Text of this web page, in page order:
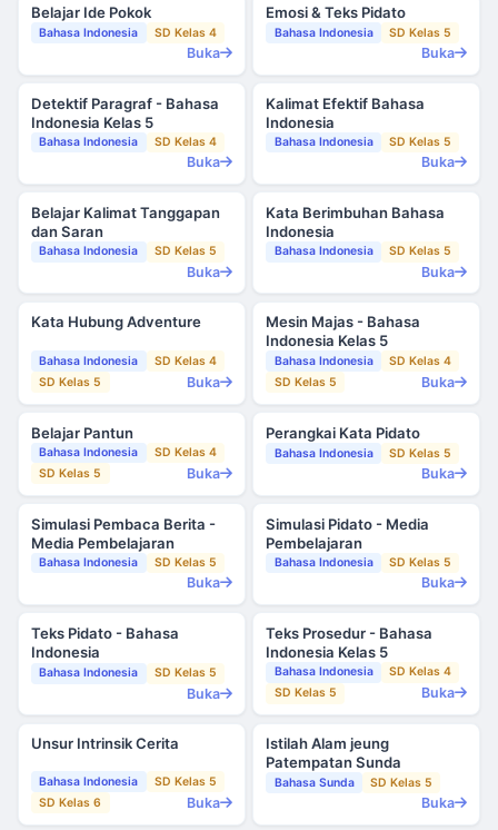
Belajar Ide Pokok
Bahasa Indonesia SD Kelas 4
Buka
Emosi & Teks Pidato
Bahasa Indonesia SD Kelas 5
Buka
Detektif Paragraf - Bahasa
Indonesia Kelas 5
Bahasa Indonesia SD Kelas 4
Buka
Kalimat Efektif Bahasa
Indonesia
Bahasa Indonesia SD Kelas 5
Buka
Belajar Kalimat Tanggapan
dan Saran
Bahasa Indonesia SD Kelas 5
Buka
Kata Berimbuhan Bahasa
Indonesia
Bahasa Indonesia SD Kelas 5
Buka
Kata Hubung Adventure
Bahasa Indonesia
SD Kelas 4
SD Kelas 5
Buka
Mesin Majas - Bahasa
Indonesia Kelas 5
Bahasa Indonesia
SD Kelas 4
SD Kelas 5
Buka
Belajar Pantun
Bahasa Indonesia
SD Kelas 4
SD Kelas 5
Buka
Perangkai Kata Pidato
Bahasa Indonesia SD Kelas 5
Buka
Simulasi Pembaca Berita -
Media Pembelajaran
Bahasa Indonesia SD Kelas 5
Buka
Simulasi Pidato - Media
Pembelajaran
Bahasa Indonesia SD Kelas 5
Buka
Teks Pidato - Bahasa
Indonesia
Bahasa Indonesia SD Kelas 5
Buka
Teks Prosedur - Bahasa
Indonesia Kelas 5
Bahasa Indonesia
SD Kelas 4
SD Kelas 5
Buka
Unsur Intrinsik Cerita
Bahasa Indonesia
SD Kelas 5
SD Kelas 6
Buka
Istilah Alam jeung
Patempatan Sunda
Bahasa Sunda SD Kelas 5
Buka